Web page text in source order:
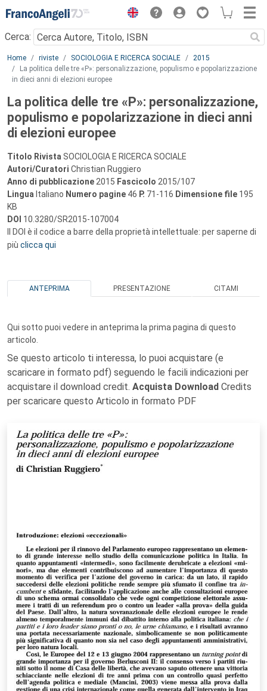
Menu
Cerca:
Main content
Home riviste SOCIOLOGIA E RICERCA SOCIALE
2015
La politica delle tre «P»: personalizzazione, populismo e popolarizzazione
in dieci anni di elezioni europee
La politica delle tre «P»: personalizzazione,
populismo e popolarizzazione in dieci anni
di elezioni europee
Titolo Rivista SOCIOLOGIA E RICERCA SOCIALE
Autori/Curatori Christian Ruggiero
Anno di pubblicazione 2015 Fascicolo 2015/107
Lingua Italiano Numero pagine 46 P. 71-116 Dimensione file 195
KB
DOI 10.3280/SR2015-107004
Il DOI è il codice a barre della proprietà intellettuale: per saperne di
più clicca qui
ANTEPRIMA PRESENTAZIONE CITAMI
Qui sotto puoi vedere in anteprima la prima pagina di questo
articolo.
Se questo articolo ti interessa, lo puoi acquistare (e
scaricare in formato pdf) seguendo le facili indicazioni per
acquistare il download credit. Acquista Download Credits
per scaricare questo Articolo in formato PDF